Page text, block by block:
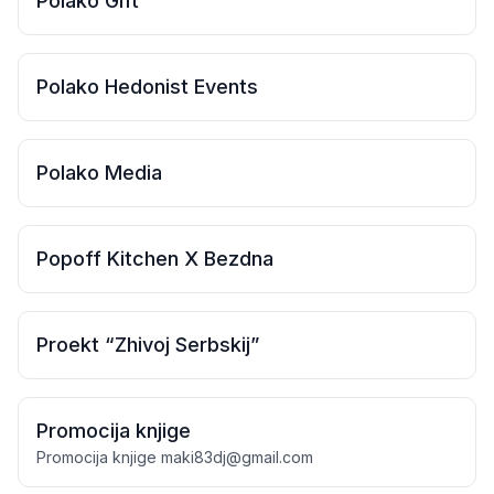
Polako Hedonist Events
Polako Media
Popoff Kitchen X Bezdna
Proekt “Zhivoj Serbskij”
Promocija knjige
Promocija knjige maki83dj@gmail.com